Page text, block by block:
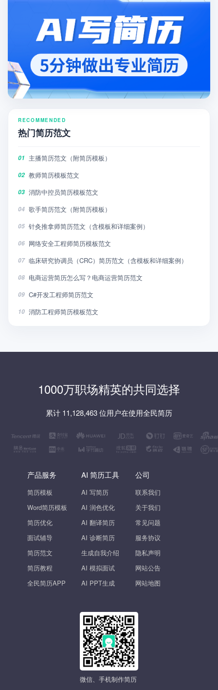
RECOMMENDED
热门简历范文
01 主播简历范文（附简历模板）
02 教师简历模板范文
03 消防中控员简历模板范文
04 歌手简历范文（附简历模板）
05 针灸推拿师简历范文（含模板和详细案例）
06 网络安全工程师简历模板范文
07 临床研究协调员（CRC）简历范文（含模板和详细案例）
08 电商运营简历怎么写？电商运营简历范文
09 C#开发工程师简历范文
10 消防工程师简历模板范文
1000万职场精英的共同选择
累计 11,128,463 位用户在使用全民简历
产品服务
简历模板
Word简历模板
简历优化
面试辅导
简历范文
简历教程
全民简历APP
AI 简历工具
AI 写简历
AI 润色优化
AI 翻译简历
AI 诊断简历
生成自我介绍
AI 模拟面试
AI PPT生成
公司
联系我们
关于我们
常见问题
服务协议
隐私声明
网站公告
网站地图
微信、手机制作简历